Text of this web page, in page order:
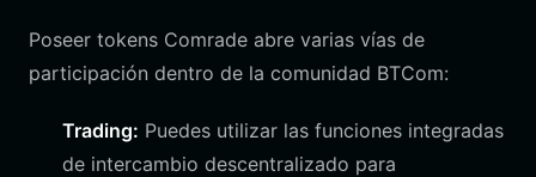
Poseer tokens Comrade abre varias vías de
participación dentro de la comunidad BTCom:
Trading: Puedes utilizar las funciones integradas
de intercambio descentralizado para